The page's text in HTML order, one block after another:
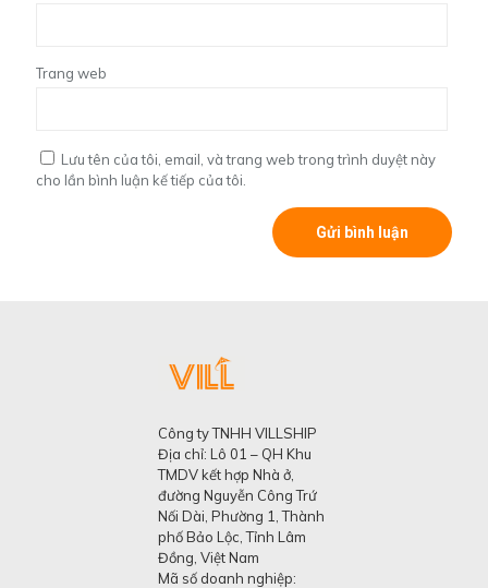
Trang web
Lưu tên của tôi, email, và trang web trong trình duyệt này
cho lần bình luận kế tiếp của tôi.
Công ty TNHH VILLSHIP
Địa chỉ: Lô 01 – QH Khu
TMDV kết hợp Nhà ở,
đường Nguyễn Công Trứ
Nối Dài, Phường 1, Thành
phố Bảo Lộc, Tỉnh Lâm
Đồng, Việt Nam
Mã số doanh nghiệp: